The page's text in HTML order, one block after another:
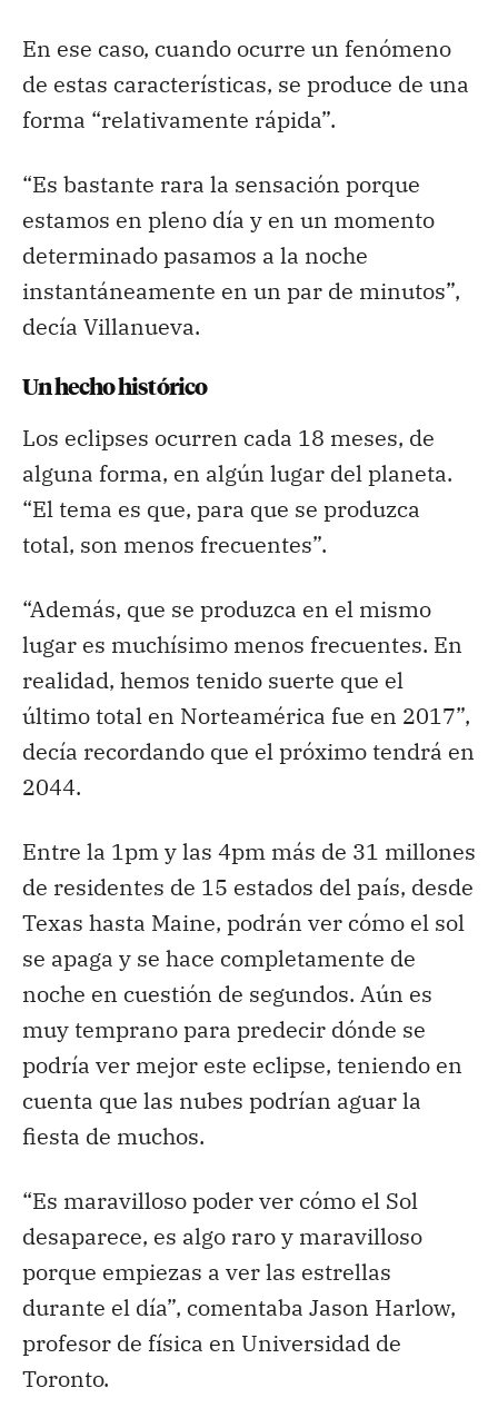
En ese caso, cuando ocurre un fenómeno
de estas características, se produce de una
forma “relativamente rápida”.
“Es bastante rara la sensación porque
estamos en pleno día y en un momento
determinado pasamos a la noche
instantáneamente en un par de minutos”,
decía Villanueva.
Un hecho histórico
Los eclipses ocurren cada 18 meses, de
alguna forma, en algún lugar del planeta.
“El tema es que, para que se produzca
total, son menos frecuentes”.
“Además, que se produzca en el mismo
lugar es muchísimo menos frecuentes. En
realidad, hemos tenido suerte que el
último total en Norteamérica fue en 2017”,
decía recordando que el próximo tendrá en
2044.
Entre la 1pm y las 4pm más de 31 millones
de residentes de 15 estados del país, desde
Texas hasta Maine, podrán ver cómo el sol
se apaga y se hace completamente de
noche en cuestión de segundos. Aún es
muy temprano para predecir dónde se
podría ver mejor este eclipse, teniendo en
cuenta que las nubes podrían aguar la
fiesta de muchos.
“Es maravilloso poder ver cómo el Sol
desaparece, es algo raro y maravilloso
porque empiezas a ver las estrellas
durante el día”, comentaba Jason Harlow,
profesor de física en Universidad de
Toronto.